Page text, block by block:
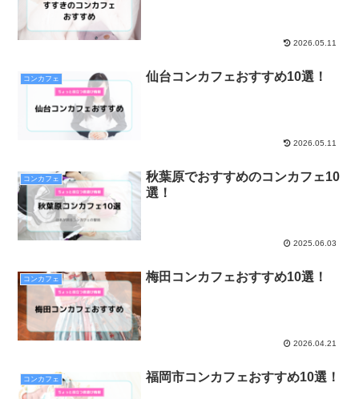
2026.05.11
コンカフェ 仙台コンカフェおすすめ10選！
2026.05.11
コンカフェ
秋葉原でおすすめのコンカフェ10
選！
2025.06.03
コンカフェ 梅田コンカフェおすすめ10選！
2026.04.21
コンカフェ 福岡市コンカフェおすすめ10選！